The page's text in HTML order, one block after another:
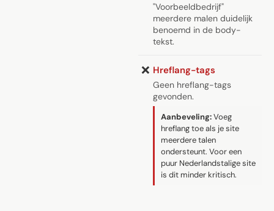
"Voorbeeldbedrijf"
meerdere malen duidelijk
benoemd in de body-
tekst.
❌ Hreflang-tags
Geen hreflang-tags
gevonden.
Aanbeveling:Voeg
hreflang toe als je site
meerdere talen
ondersteunt. Voor een
puur Nederlandstalige site
is dit minder kritisch.